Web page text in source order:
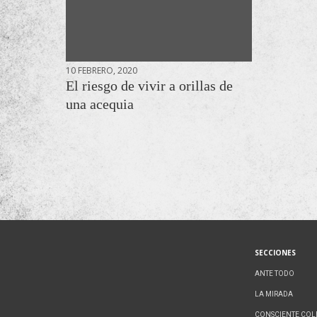
10 FEBRERO, 2020
El riesgo de vivir a orillas de
una acequia
SECCIONES
ANTE TODO
LA MIRADA
CONSCIENTE